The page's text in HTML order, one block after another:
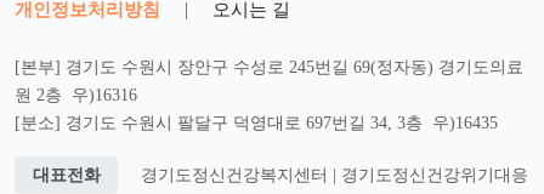
개인정보처리방침 | 오시는 길
[본부] 경기도 수원시 장안구 수성로 245번길 69(정자동) 경기도의료
원 2층 우)16316
[분소] 경기도 수원시 팔달구 덕영대로 697번길 34, 3층 우)16435
대표전화
경기도정신건강복지센터 | 경기도정신건강위기대응